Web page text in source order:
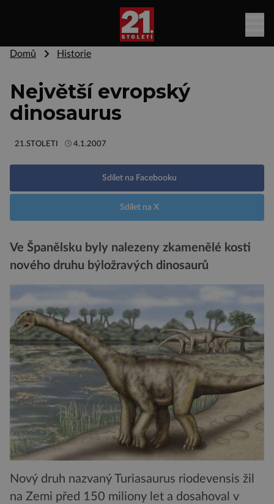
Domů Historie
Největší evropský
dinosaurus
21.STOLETI 4.1.2007
Sdílet na Facebooku
Sdílet na X
Ve Španělsku byly nalezeny zkamenělé kosti
nového druhu býložravých dinosaurů
Nový druh nazvaný Turiasaurus riodevensis žil
na Zemi před 150 miliony let a dosahoval v